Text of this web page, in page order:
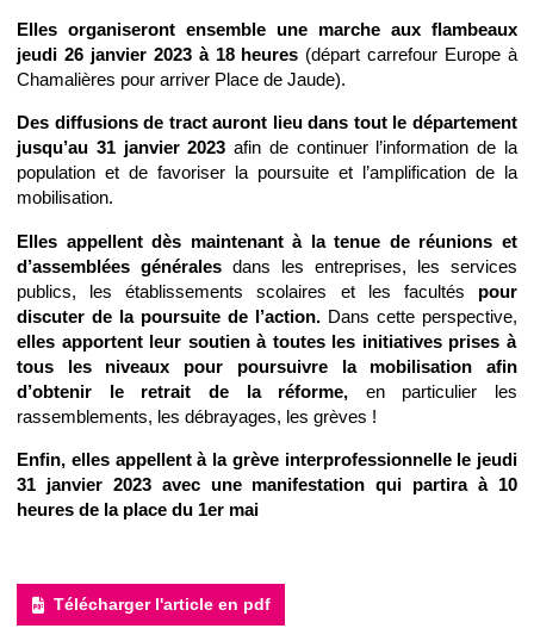
Elles organiseront ensemble une marche aux flambeaux
jeudi 26 janvier 2023 à 18 heures (départ carrefour Europe à
Chamalières pour arriver Place de Jaude).
Des diffusions de tract auront lieu dans tout le département
jusqu’au 31 janvier 2023 afin de continuer l’information de la
population et de favoriser la poursuite et l’amplification de la
mobilisation.
Elles appellent dès maintenant à la tenue de réunions et
d’assemblées générales dans les entreprises, les services
publics, les établissements scolaires et les facultés pour
discuter de la poursuite de l’action. Dans cette perspective,
elles apportent leur soutien à toutes les initiatives prises à
tous les niveaux pour poursuivre la mobilisation afin
d’obtenir le retrait de la réforme, en particulier les
rassemblements, les débrayages, les grèves !
Enfin, elles appellent à la grève interprofessionnelle le jeudi
31 janvier 2023 avec une manifestation qui partira à 10
heures de la place du 1er mai
Télécharger l'article en pdf